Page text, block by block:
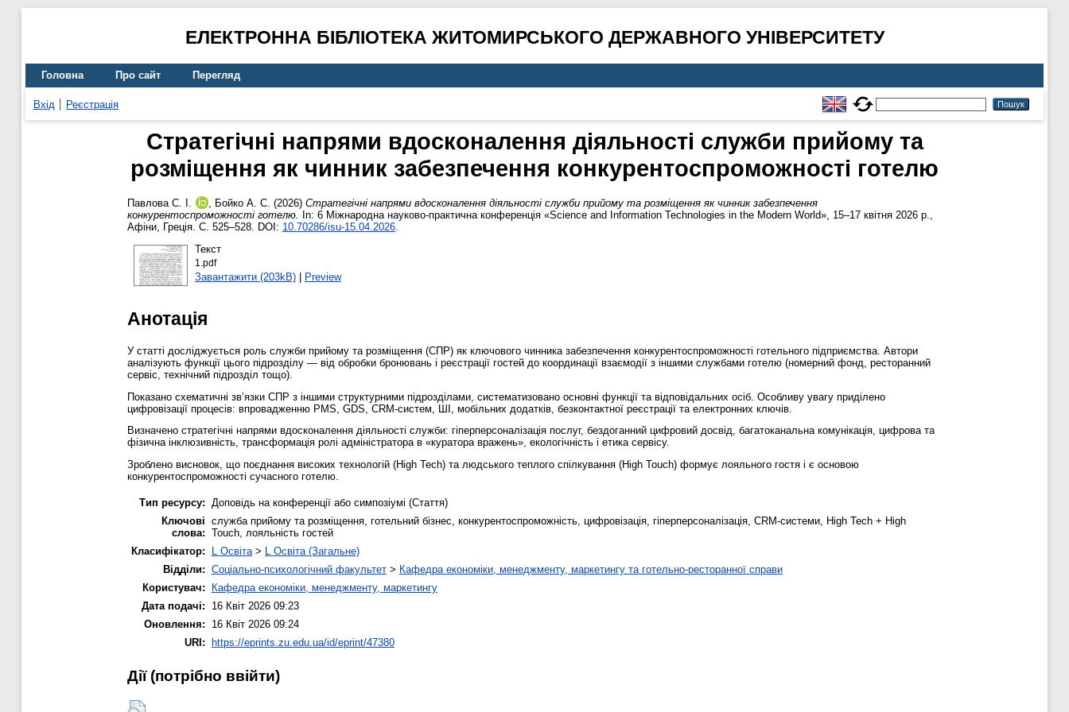
ЕЛЕКТРОННА БІБЛІОТЕКА ЖИТОМИРСЬКОГО ДЕРЖАВНОГО УНІВЕРСИТЕТУ
Головна Про сайт Перегляд
Вхід Реєстрація
Стратегічні напрями вдосконалення діяльності служби прийому та
розміщення як чинник забезпечення конкурентоспроможності готелю
Павлова С. І. , Бойко А. С. (2026) Стратегічні напрями вдосконалення діяльності служби прийому та розміщення як чинник забезпечення
конкурентоспроможності готелю.
In: 6 Міжнародна науково-практична конференція «Science and Information Technologies in the Modern World», 15–17 квітня 2026 р.,
Афіни, Греція. С. 525–528. DOI: 10.70286/isu-15.04.2026.
Текст
1.pdf
Завантажити (203kB)| Preview
Анотація
У статті досліджується роль служби прийому та розміщення (СПР) як ключового чинника забезпечення конкурентоспроможності готельного підприємства. Автори
аналізують функції цього підрозділу — від обробки бронювань і реєстрації гостей до координації взаємодії з іншими службами готелю (номерний фонд, ресторанний
сервіс, технічний підрозділ тощо).
Показано схематичні зв’язки СПР з іншими структурними підрозділами, систематизовано основні функції та відповідальних осіб. Особливу увагу приділено
цифровізації процесів: впровадженню PMS, GDS, CRM-систем, ШІ, мобільних додатків, безконтактної реєстрації та електронних ключів.
Визначено стратегічні напрями вдосконалення діяльності служби: гіперперсоналізація послуг, бездоганний цифровий досвід, багатоканальна комунікація, цифрова та
фізична інклюзивність, трансформація ролі адміністратора в «куратора вражень», екологічність і етика сервісу.
Зроблено висновок, що поєднання високих технологій (High Tech) та людського теплого спілкування (High Touch) формує лояльного гостя і є основою
конкурентоспроможності сучасного готелю.
Тип ресурсу: Доповідь на конференції або симпозіумі (Стаття)
Ключові
слова:
служба прийому та розміщення, готельний бізнес, конкурентоспроможність, цифровізація, гіперперсоналізація, CRM-системи, High Tech + High
Touch, лояльність гостей
Класифікатор:
L Освіта> L Освіта (Загальне)
Відділи: Соціально-психологічний факультет > Кафедра економіки, менеджменту, маркетингу та готельно-ресторанної справи
Користувач:
Кафедра економіки, менеджменту, маркетингу
Дата подачі:
16 Квіт 2026 09:23
Оновлення:
16 Квіт 2026 09:24
URI:
https://eprints.zu.edu.ua/id/eprint/47380
Дії ​​(потрібно ввійти)